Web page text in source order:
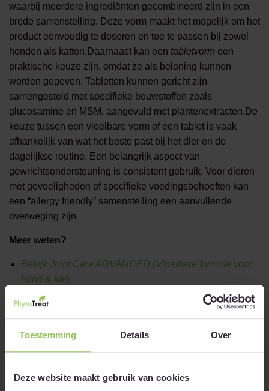
Toestemming Details Over
Deze website maakt gebruik van cookies
waarbij meerdere ingrediënten gecombineerd zijn in een
brede samenstelling. Deze vorm maakt het mogelijk om het
product eenvoudig te doseren en toe te passen bij zowel
honden als katten.Daarnaast kan een tabletvorm een
praktische keuze zijn, omdat ze als beloning kunnen
worden gegeven. Tabletten kunnen gericht zijn
samengesteld met specifieke bouwstoffen zoals
glucosamine en MSM, aangevuld met plantenextracten.De
keuze tussen een vloeibare vorm of een tablet is vaak
afhankelijk van wat het beste past bij het dier en de
dagelijkse routine. Een belangrijk aspect van
gewrichtsondersteuning is consistent gebruik. Voor dieren
met gevoeligheden of specifieke voedingsbehoeften kan
een “allergy friendly” samenstelling een aanvullende
overweging zijn
Meer weten?
Bekijk Joint Care ADVANCED (Vloeibare formule voor
hond & kat)
Bekijk Glucosamine Extra (Allergy friendly formule in
Gewrichtsondersteuning kan worden toegepast bij